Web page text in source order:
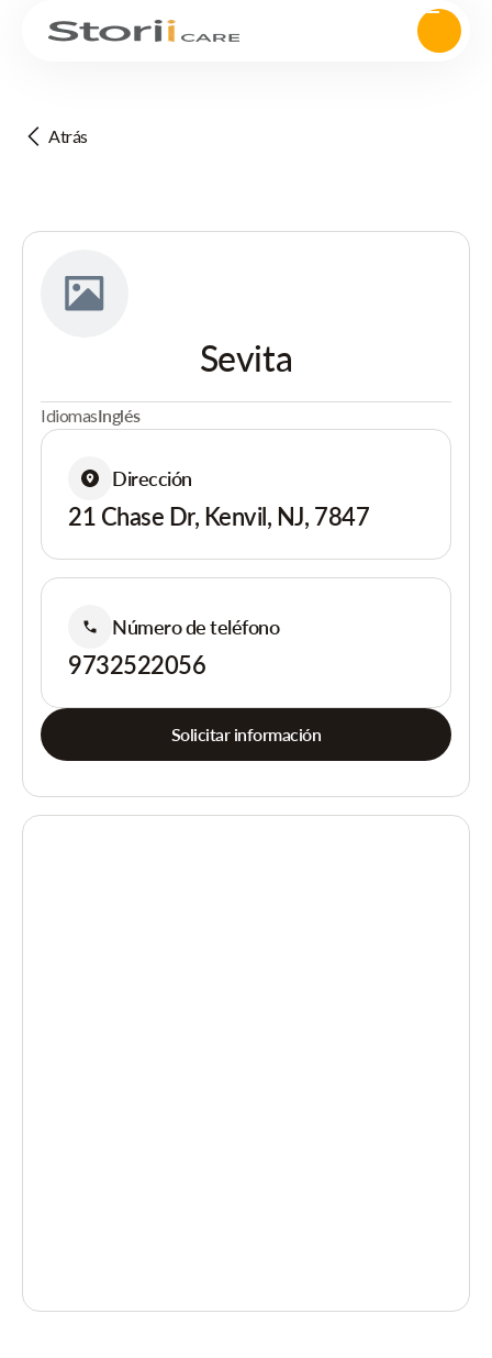
Atrás
Sevita
IdiomasInglés
Dirección
21 Chase Dr, Kenvil, NJ, 7847
Número de teléfono
9732522056
Solicitar información